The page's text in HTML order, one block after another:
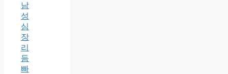
남
성
심
장
리
듬
빠